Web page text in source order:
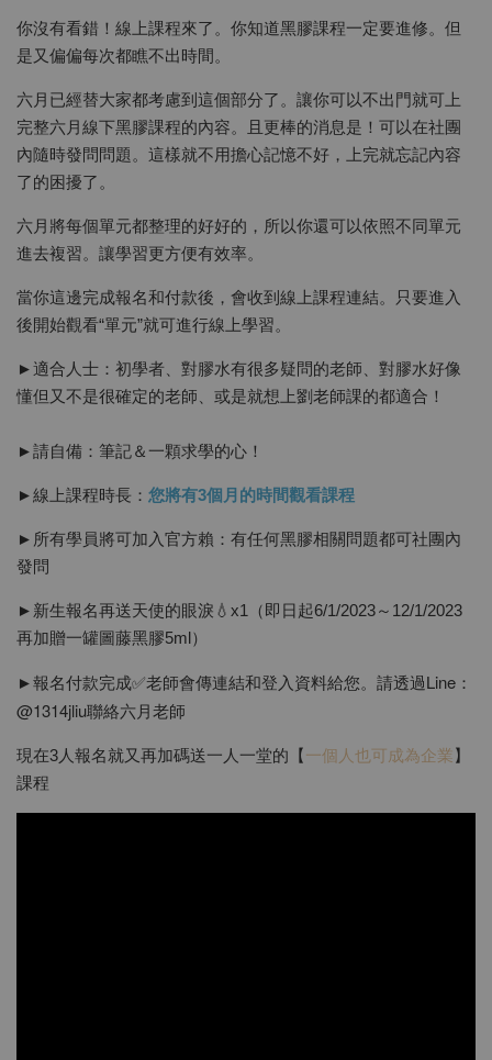
你沒有看錯！線上課程來了。你知道黑膠課程一定要進修。但
是又偏偏每次都瞧不出時間。
六月已經替大家都考慮到這個部分了。讓你可以不出門就可上
完整六月線下黑膠課程的內容。且更棒的消息是！可以在社團
內隨時發問問題。這樣就不用擔心記憶不好，上完就忘記內容
了的困擾了。
六月將每個單元都整理的好好的，所以你還可以依照不同單元
進去複習。讓學習更方便有效率。
當你這邊完成報名和付款後，會收到線上課程連結。只要進入
後開始觀看“單元”就可進行線上學習。
►適合人士：初學者、對膠水有很多疑問的老師、對膠水好像
懂但又不是很確定的老師、或是就想上劉老師課的都適合！
►請自備：筆記＆一顆求學的心！
►線上課程時長： 您將有3個月的時間觀看課程
►所有學員將可加入官方賴：有任何黑膠相關問題都可社團內
發問
►新生報名再送天使的眼淚💧x1（即日起6/1/2023～12/1/2023
再加贈一罐圖藤黑膠5ml）
►報名付款完成✅老師會傳連結和登入資料給您。請透過Line：
@1314jliu聯絡六月老師
現在3人報名就又再加碼送一人一堂的【一個人也可成為企業】
課程